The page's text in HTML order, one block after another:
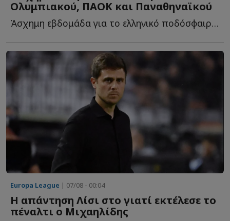
Ολυμπιακού, ΠΑΟΚ και Παναθηναϊκού
Άσχημη εβδομάδα για το ελληνικό ποδόσφαιρο, καθώς μετά τ...
Europa League | 07/08 - 00:04
Η απάντηση Λίσι στο γιατί εκτέλεσε το
πέναλτι ο Μιχαηλίδης